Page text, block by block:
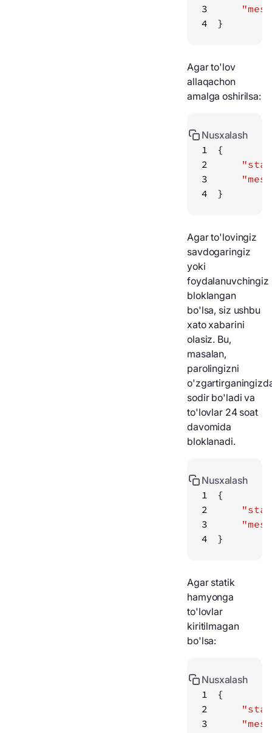
3
4
}
Agar to'lov
allaqachon
amalga oshirilsa:
1
2
3
4
}
Nusxalash
Agar to'lovingiz
savdogaringiz
yoki
foydalanuvchingiz
bloklangan
bo'lsa, siz ushbu
xato xabarini
olasiz. Bu,
masalan,
parolingizni
sodir bo'ladi va
to'lovlar 24 soat
davomida
bloklanadi.
1
2
3
4
}
Nusxalash
Agar statik
hamyonga
to'lovlar
kiritilmagan
bo'lsa:
1
2
3
Nusxalash